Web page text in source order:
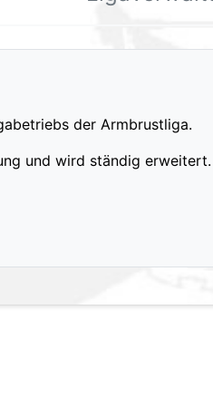
der Armbrustliga.
und wird ständig erweitert.